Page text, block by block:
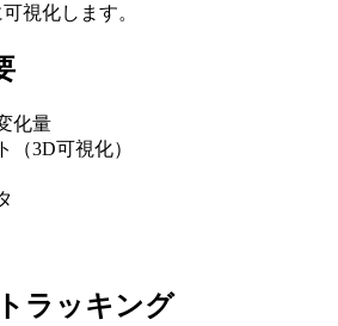
視化します。
化量
（3D可視化）
ラッキング